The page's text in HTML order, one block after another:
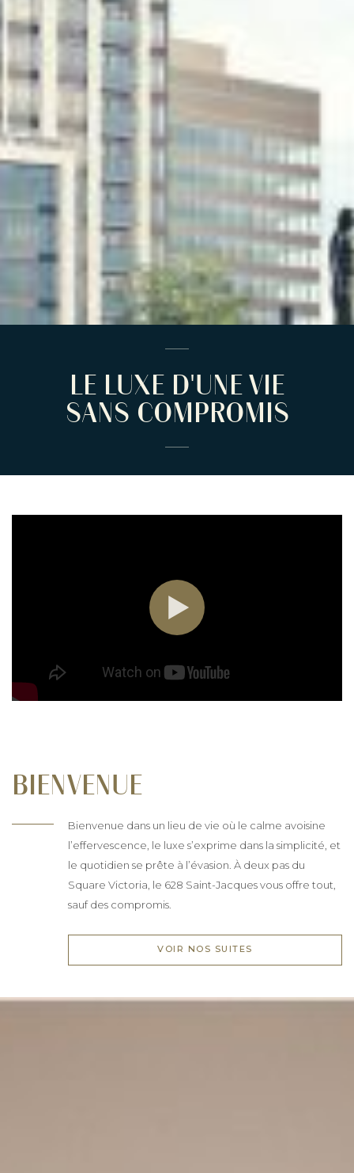
LE LUXE D'UNE VIE
SANS COMPROMIS
BIENVENUE
Bienvenue dans un lieu de vie où le calme avoisine
l’effervescence, le luxe s’exprime dans la simplicité, et
le quotidien se prête à l’évasion. À deux pas du
Square Victoria, le 628 Saint-Jacques vous offre tout,
sauf des compromis.
VOIR NOS SUITES